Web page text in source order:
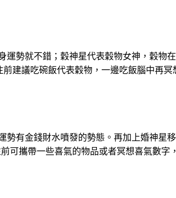
運勢就不錯；穀神星代表穀物女神，穀物
建議吃碗飯代表穀物，一邊吃飯腦中再
勢有金錢財水噴發的勢態。再加上婚神星
可攜帶一些喜氣的物品或者冥想喜氣數字